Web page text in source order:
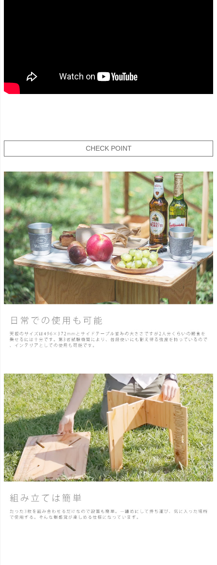
CHECK POINT